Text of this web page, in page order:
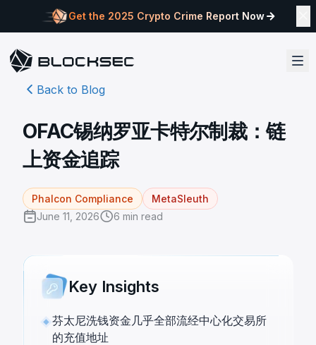
Get the 2025 Crypto Crime Report Now
Back to Blog
OFAC锡纳罗亚卡特尔制裁：链
上资金追踪
Phalcon Compliance
MetaSleuth
June 11, 2026
6 min read
Key Insights
芬太尼洗钱资金几乎全部流经中心化交易所
的充值地址